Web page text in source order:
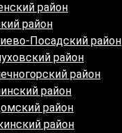
район
район
Посадский район
район
район
район
район
район